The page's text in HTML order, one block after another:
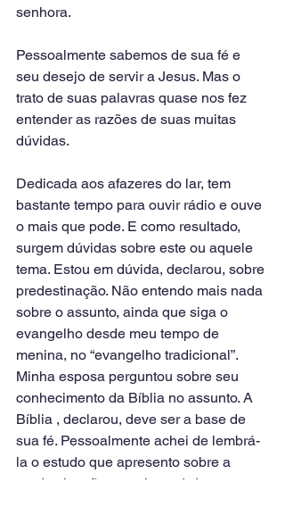
senhora.
Pessoalmente sabemos de sua fé e
seu desejo de servir a Jesus. Mas o
trato de suas palavras quase nos fez
entender as razões de suas muitas
dúvidas.
Dedicada aos afazeres do lar, tem
bastante tempo para ouvir rádio e ouve
o mais que pode. E como resultado,
surgem dúvidas sobre este ou aquele
tema. Estou em dúvida, declarou, sobre
predestinação. Não entendo mais nada
sobre o assunto, ainda que siga o
evangelho desde meu tempo de
menina, no “evangelho tradicional”.
Minha esposa perguntou sobre seu
conhecimento da Bíblia no assunto. A
Bíblia , declarou, deve ser a base de
sua fé. Pessoalmente achei de lembrá-
la o estudo que apresento sobre a
predestinação no volume 1 do meu